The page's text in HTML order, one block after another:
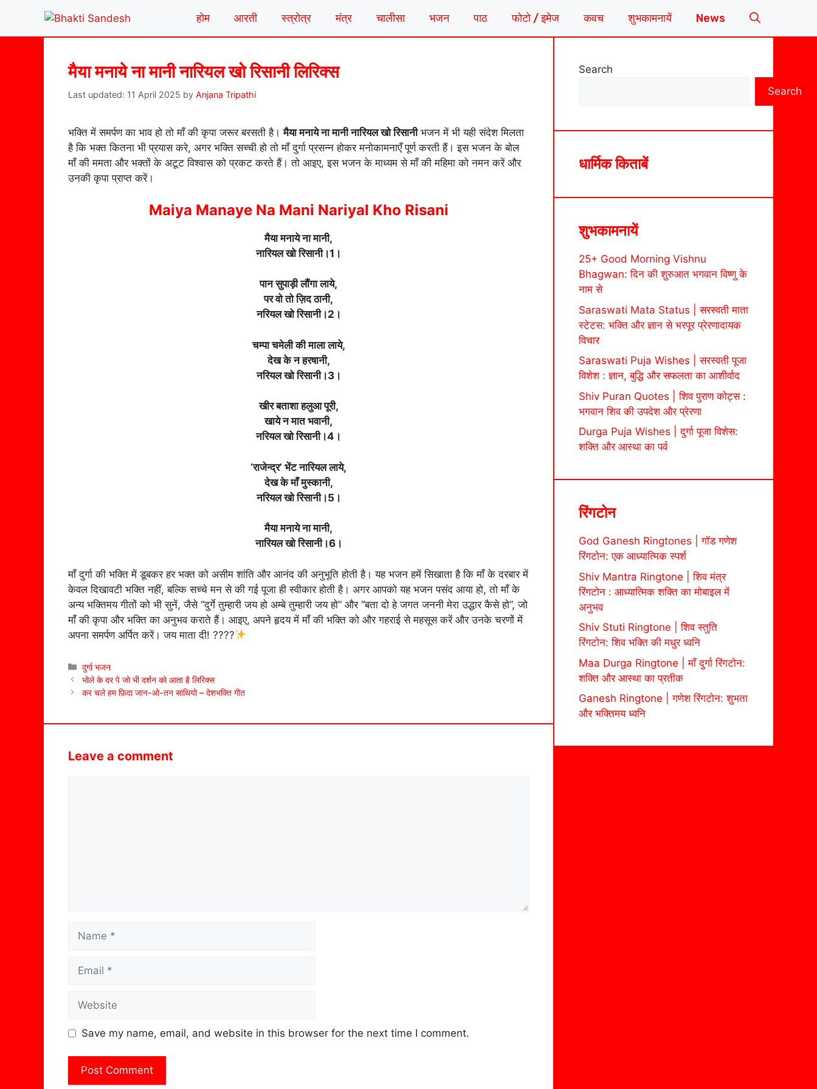
content
होम आरती स्त्रोत्र मंत्र चालीसा भजन पाठ फोटो / इमेज कवच शुभकामनायें News
मैया मनाये ना मानी नारियल खो रिसानी लिरिक्स
11 April 2025 by Anjana Tripathi
भक्ति में समर्पण का भाव हो तो माँ की कृपा जरूर बरसती है।मैया मनाये ना मानी नारियल खो रिसानीभजन में भी यही संदेश मिलता
है कि भक्त कितना भी प्रयास करे, अगर भक्ति सच्ची हो तो माँ दुर्गा प्रसन्न होकर मनोकामनाएँ पूर्ण करती हैं। इस भजन के बोल
माँ की ममता और भक्तों के अटूट विश्वास को प्रकट करते हैं। तो आइए, इस भजन के माध्यम से माँ की महिमा को नमन करें और
उनकी कृपा प्राप्त करें।
Maiya Manaye Na Mani Nariyal Kho Risani
मैया मनाये ना मानी,
नारियल खो रिसानी।1।
पान सुपाड़ी लौंगा लाये,
पर वो तो ज़िद ठानी,
नरियल खो रिसानी।2।
चम्पा चमेली की माला लाये,
देख के न हरषानी,
नरियल खो रिसानी।3।
खीर बताशा हलुआ पूरी,
खाये न मात भवानी,
नरियल खो रिसानी।4।
‘राजेन्द्र’ भेंट नारियल लाये,
देख के माँ मुस्कानी,
नरियल खो रिसानी।5।
मैया मनाये ना मानी,
नारियल खो रिसानी।6।
माँ दुर्गा की भक्ति में डूबकर हर भक्त को असीम शांति और आनंद की अनुभूति होती है। यह भजन हमें सिखाता है कि माँ के दरबार में
केवल दिखावटी भक्ति नहीं, बल्कि सच्चे मन से की गई पूजा ही स्वीकार होती है। अगर आपको यह भजन पसंद आया हो, तो माँ के
अन्य भक्तिमय गीतों को भी सुनें, जैसे “दुर्गे तुम्हारी जय हो अम्बे तुम्हारी जय हो” और “बता दो हे जगत जननी मेरा उद्धार कैसे हो”, जो
माँ की कृपा और भक्ति का अनुभव कराते हैं। आइए, अपने हृदय में माँ की भक्ति को और गहराई से महसूस करें और उनके चरणों में
अपना समर्पण अर्पित करें। जय माता दी! ????
Categories
दुर्गा भजन
भोले के दर पे जो भी दर्शन को आता है लिरिक्स
कर चले हम फ़िदा जान-ओ-तन साथियो – देशभक्ति गीत
Leave a comment
Save my name, email, and website in this browser for the next time I comment.
Search
Search
धार्मिक किताबें
शुभकामनायें
25+ Good Morning Vishnu
Bhagwan: दिन की शुरुआत भगवान विष्णु के
नाम से
Saraswati Mata Status | सरस्वती माता
स्टेटस: भक्ति और ज्ञान से भरपूर प्रेरणादायक
विचार
Saraswati Puja Wishes | सरस्वती पूजा
विशेश : ज्ञान, बुद्धि और सफलता का आशीर्वाद
Shiv Puran Quotes | शिव पुराण कोट्स :
भगवान शिव की उपदेश और प्रेरणा
Durga Puja Wishes | दुर्गा पूजा विशेस:
शक्ति और आस्था का पर्व
रिंगटोन
God Ganesh Ringtones | गॉड गणेश
रिंगटोन: एक आध्यात्मिक स्पर्श
Shiv Mantra Ringtone | शिव मंत्र
रिंगटोन : आध्यात्मिक शक्ति का मोबाइल में
अनुभव
Shiv Stuti Ringtone | शिव स्तुति
रिंगटोन: शिव भक्ति की मधुर ध्वनि
Maa Durga Ringtone | माँ दुर्गा रिंगटोन:
शक्ति और आस्था का प्रतीक
Ganesh Ringtone | गणेश रिंगटोन: शुभता
और भक्तिमय ध्वनि